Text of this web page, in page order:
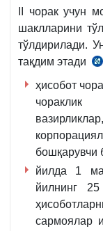
II чорак учун
шаклларини
тўлдирилади.
тақдим этади
й.
1-
б.
ҳисобот
чораклик
бошқарувчи
йилда 1
йилнинг
сармоялар